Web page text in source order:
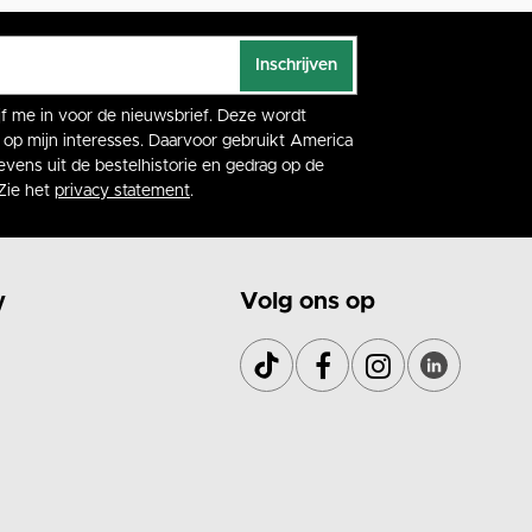
Inschrijven
me in voor de nieuwsbrief. Deze wordt
mijn interesses. Daarvoor gebruikt America
uit de bestelhistorie en gedrag op de
het privacy statement.
Volg ons op